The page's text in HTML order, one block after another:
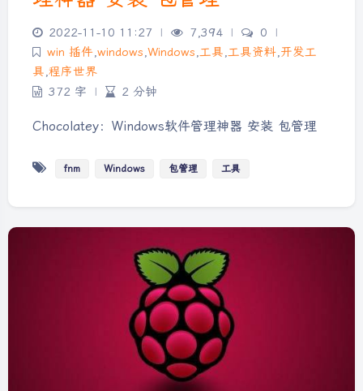
2022-11-10 11:27 | 7,394 | 0
|
win 插件,windows,Windows,工具,工具资料,开发工
具,程序世界
372 字
| 2 分钟
Chocolatey：Windows软件管理神器 安装 包管理
fnm Windows 包管理 工具